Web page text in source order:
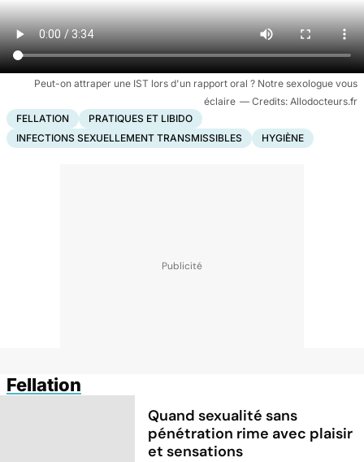
Peut-on attraper une IST lors d'un rapport oral ? Notre sexologue vous
éclaire
Allodocteurs.fr
FELLATION
PRATIQUES ET LIBIDO
INFECTIONS SEXUELLEMENT TRANSMISSIBLES
HYGIÈNE
Fellation
Quand sexualité sans
pénétration rime avec plaisir
et sensations